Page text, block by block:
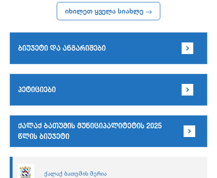
ბიუჯეტი და ანგარიშები
პეტიციები
ქალაქ ბათუმის მუნიციპალიტეტის 2025
წლის ბიუჯეტი
ქალაქ ბათუმის მერია
იხილეთ ყველა სიახლე